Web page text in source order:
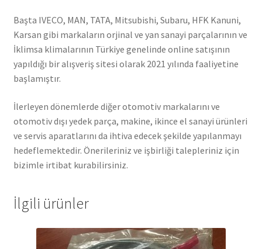
Başta IVECO, MAN, TATA, Mitsubishi, Subaru, HFK Kanuni,
Karsan gibi markaların orjinal ve yan sanayi parçalarının ve
İklimsa klimalarının Türkiye genelinde online satışının
yapıldığı bir alışveriş sitesi olarak 2021 yılında faaliyetine
başlamıştır.
İlerleyen dönemlerde diğer otomotiv markalarını ve
otomotiv dışı yedek parça, makine, ikince el sanayi ürünleri
ve servis aparatlarını da ihtiva edecek şekilde yapılanmayı
hedeflemektedir. Önerileriniz ve işbirliği talepleriniz için
bizimle irtibat kurabilirsiniz.
İlgili ürünler